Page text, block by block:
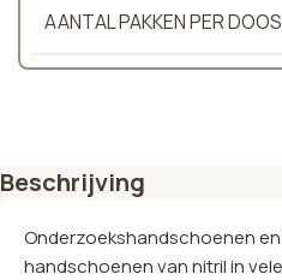
AANTAL PAKKEN PER DOOS
Beschrijving
Onderzoekshandschoenen
handschoenen van nitril in